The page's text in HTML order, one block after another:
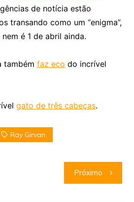
de notícia estão
transando como um “enigma”,
nem é 1 de abril ainda.
também faz eco do incrível
gato de três cabeças.
Ray Girvan
Próximo